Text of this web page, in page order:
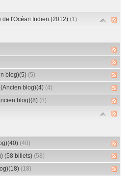
de l'Océan Indien (2012) (1)
blog)(5) (5)
blog)(4) (4)
blog)(8) (8)
(40)
(58 billets) (58)
(18)